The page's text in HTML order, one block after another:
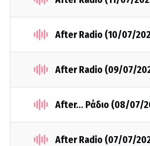
After Radio (10/07/
After Radio (09/07/
After... Ράδιο (08/07/
After Radio (07/07/